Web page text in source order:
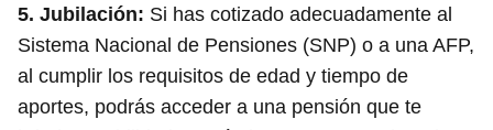
5. Jubilación: Si has cotizado adecuadamente al
Sistema Nacional de Pensiones (SNP) o a una AFP,
al cumplir los requisitos de edad y tiempo de
aportes, podrás acceder a una pensión que te